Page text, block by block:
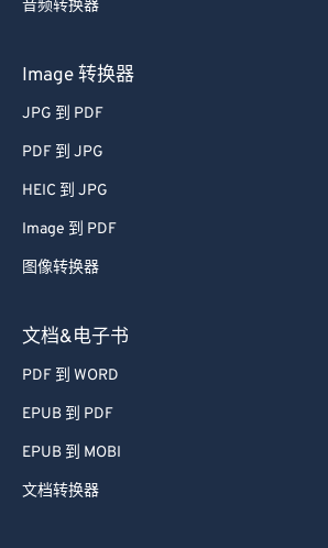
音频转换器
Image 转换器
JPG 到 PDF
PDF 到 JPG
HEIC 到 JPG
Image 到 PDF
图像转换器
文档&电子书
PDF 到 WORD
EPUB 到 PDF
EPUB 到 MOBI
文档转换器